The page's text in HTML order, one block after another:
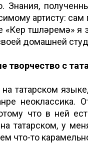
Знания,
артисту:
төшләремә» я
домашней
творчество с
татарском
неоклассика.
что в ней
татарском, у
что-то